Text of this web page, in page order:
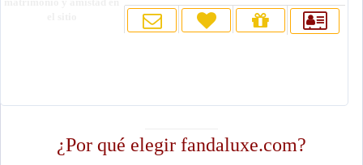
¿Por qué elegir fandaluxe.com?